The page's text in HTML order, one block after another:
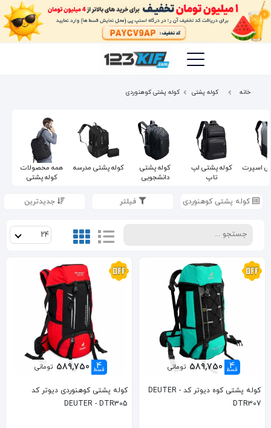
خانه کوله پشتی کوله پشتی کوهنوردی
همه محصولات
کوله پشتی
کوله پشتی مدرسه
کوله پشتی
دانشجویی
کوله پشتی لپ
تاپ
اسپرت
جدیدترین کوله پشتی کوهنوردی
24
4
قسط 589,750 تومانی
کوله پشتی کوه دیوتر کد DEUTER -
DTR307
4
قسط 589,750 تومانی
کوله پشتی کوهنوردی دیوتر کد
DEUTER - DTR305